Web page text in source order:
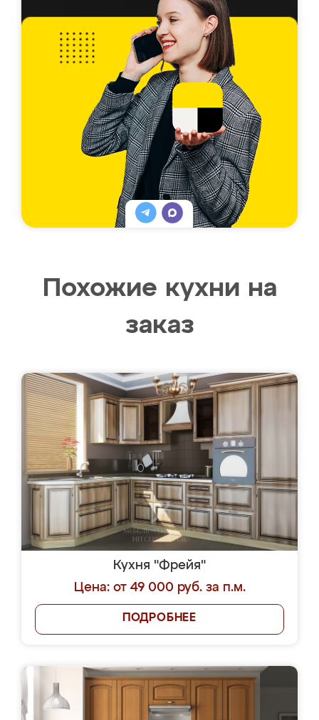
Похожие кухни на
заказ
Кухня "Фрейя"
Цена: от 49 000 руб. за п.м.
ПОДРОБНЕЕ